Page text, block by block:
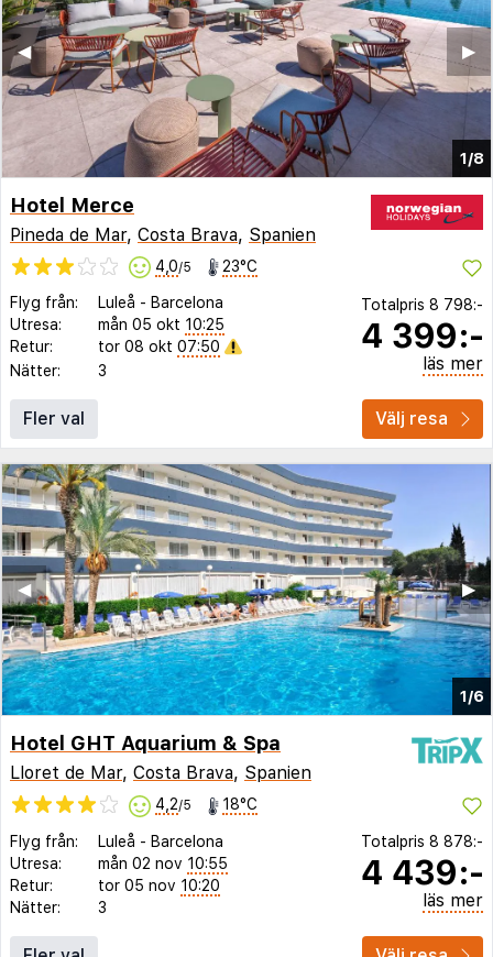
1/8
▶︎
◀︎
Hotel Merce
Pineda de Mar, Costa Brava, Spanien
4,0/5 23°C
Flyg från: Luleå - Barcelona
Utresa:
mån 05 okt 10:25
Retur:
tor 08 okt 07:50
Nätter:
3
Totalpris 8 798:-
4 399:-
läs mer
Fler val Välj resa
1/6
▶︎
◀︎
Hotel GHT Aquarium & Spa
Lloret de Mar, Costa Brava, Spanien
4,2/5 18°C
Flyg från: Luleå - Barcelona
Utresa:
mån 02 nov 10:55
Retur:
tor 05 nov 10:20
Nätter:
3
Totalpris 8 878:-
4 439:-
läs mer